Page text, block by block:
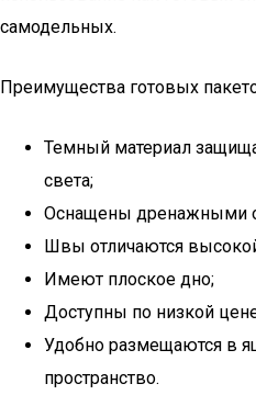
самодельных.
Преимущества готовых
Темный материал
света;
Оснащены дренажными
Швы отличаются
Имеют плоское дно;
Доступны по низкой
Удобно размещаются в
пространство.